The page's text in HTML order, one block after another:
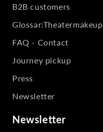
B2B customers
Glossar:Theatermakeup
FAQ - Contact
Journey pickup
Press
Newsletter
Newsletter